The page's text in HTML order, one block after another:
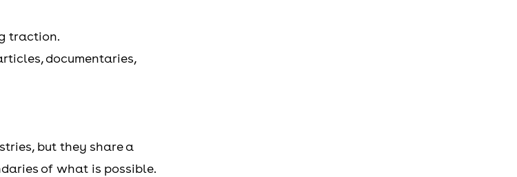
traction.
documentaries,
but they share a
of what is possible.